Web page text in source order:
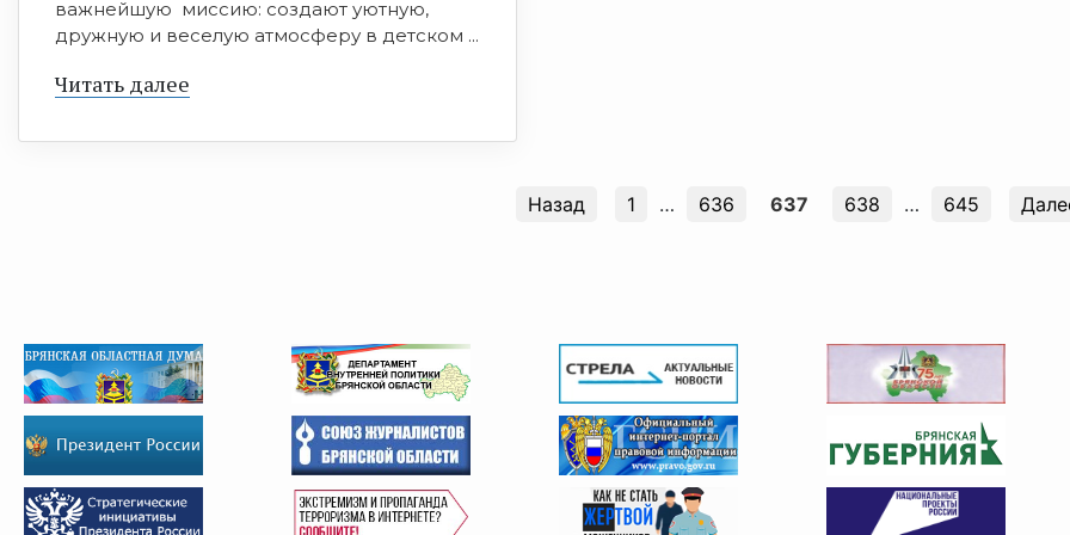
важнейшую миссию: создают уютную,
дружную и веселую атмосферу в детском ...
Читать далее
Назад 1 … 636 637 638 … 645